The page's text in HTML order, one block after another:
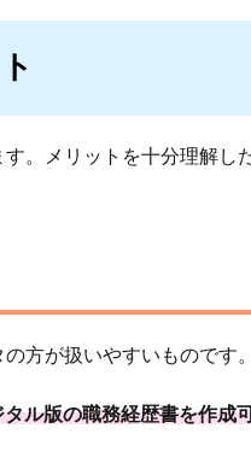
。メリットを十分理解し
方が扱いやすいものです。
ル版の職務経歴書を作成